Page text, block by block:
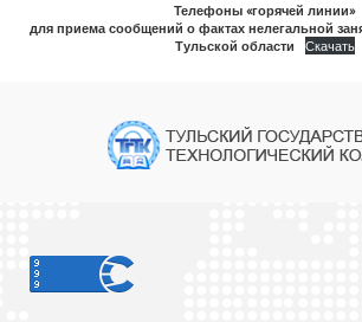
Телефоны «горячей линии»
для приема сообщений о фактах нелегальной
Тульской области
Скачать